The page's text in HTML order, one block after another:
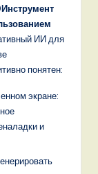
Инструмент
ИИ для
понятен:
экране:
и